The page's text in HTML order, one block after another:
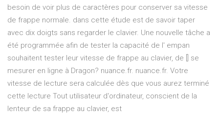
besoin de voir plus de caractères pour conserver sa vitesse
de frappe normale. dans cette étude est de savoir taper
avec dix doigts sans regarder le clavier. Une nouvelle tâche a
été programmée afin de tester la capacité de l' empan
souhaitent tester leur vitesse de frappe au clavier, de [] se
mesurer en ligne à Dragon? nuance.fr. nuance.fr. Votre
vitesse de lecture sera calculée dès que vous aurez terminé
cette lecture Tout utilisateur d'ordinateur, conscient de la
lenteur de sa frappe au clavier, est